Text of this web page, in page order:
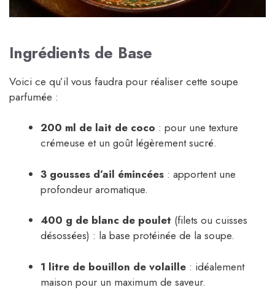
Ingrédients de Base
Voici ce qu’il vous faudra pour réaliser cette soupe
parfumée :
200 ml de lait de coco : pour une texture
crémeuse et un goût légèrement sucré.
3 gousses d’ail émincées : apportent une
profondeur aromatique.
400 g de blanc de poulet (filets ou cuisses
désossées) : la base protéinée de la soupe.
1 litre de bouillon de volaille : idéalement
maison pour un maximum de saveur.